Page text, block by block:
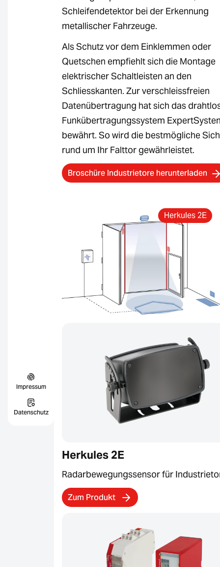
Impressum
Datenschutz
Schleifendetektor bei der Erkennung
metallischer Fahrzeuge.
Als Schutz vor dem Einklemmen oder
Quetschen empfiehlt sich die Montage
elektrischer Schaltleisten an den
Schliesskanten. Zur verschleissfreien
Datenübertragung hat sich das
Funkübertragungssystem
bewährt. So wird die bestmögliche
rund um Ihr Falttor gewährleistet.
Broschüre Industrietore herunterladen
Herkules 2E
Herkules 2E
Radarbewegungssensor für
Zum Produkt